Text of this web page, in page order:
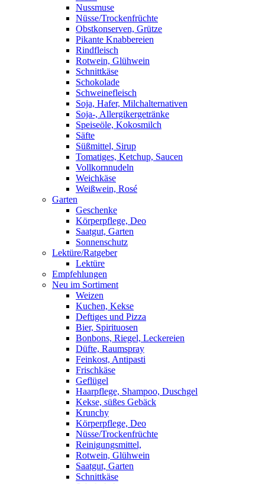
Nussmuse
Nüsse/Trockenfrüchte
Obstkonserven, Grütze
Pikante Knabbereien
Rindfleisch
Rotwein, Glühwein
Schnittkäse
Schokolade
Schweinefleisch
Soja, Hafer, Milchalternativen
Soja-, Allergikergetränke
Speiseöle, Kokosmilch
Säfte
Süßmittel, Sirup
Tomatiges, Ketchup, Saucen
Vollkornnudeln
Weichkäse
Weißwein, Rosé
Garten
Geschenke
Körperpflege, Deo
Saatgut, Garten
Sonnenschutz
Lektüre/Ratgeber
Lektüre
Empfehlungen
Neu im Sortiment
Weizen
Kuchen, Kekse
Deftiges und Pizza
Bier, Spirituosen
Bonbons, Riegel, Leckereien
Düfte, Raumspray
Feinkost, Antipasti
Frischkäse
Geflügel
Haarpflege, Shampoo, Duschgel
Kekse, süßes Gebäck
Krunchy
Körperpflege, Deo
Nüsse/Trockenfrüchte
Reinigungsmittel,
Rotwein, Glühwein
Saatgut, Garten
Schnittkäse